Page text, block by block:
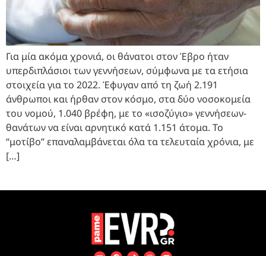
Για μία ακόμα χρονιά, οι θάνατοι στον Έβρο ήταν
υπερδιπλάσιοι των γεννήσεων, σύμφωνα με τα ετήσια
στοιχεία για το 2022. Έφυγαν από τη ζωή 2.191
άνθρωποι και ήρθαν στον κόσμο, στα δύο νοσοκομεία
του νομού, 1.040 βρέφη, με το «ισοζύγιο» γεννήσεων-
θανάτων να είναι αρνητικό κατά 1.151 άτομα. Το
“μοτίβο” επαναλαμβάνεται όλα τα τελευταία χρόνια, με
[…]